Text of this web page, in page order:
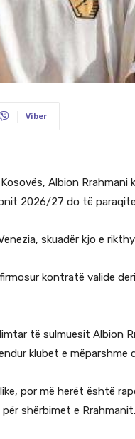
Viber
Albion
2026/27 do të
skuadër kjo e
kontratë valide
të sulmuesit Albion
klubet e
por më herët është
shërbimet e Rrahmanit.